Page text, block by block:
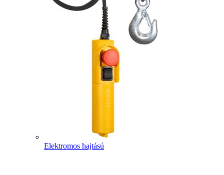
Elektromos hajtású